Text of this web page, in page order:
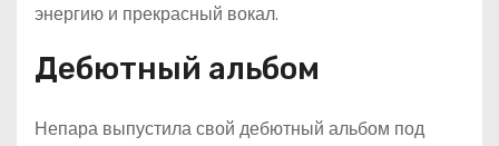
энергию и прекрасный вокал.
Дебютный альбом
Непара выпустила свой дебютный альбом под